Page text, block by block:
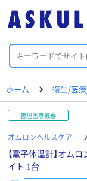
ホーム 衛生/医
管理医療機器
オムロンヘルスケア
【電子体温計】オム
イト 1台